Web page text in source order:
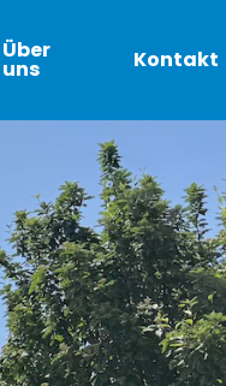
Über
uns Kontakt